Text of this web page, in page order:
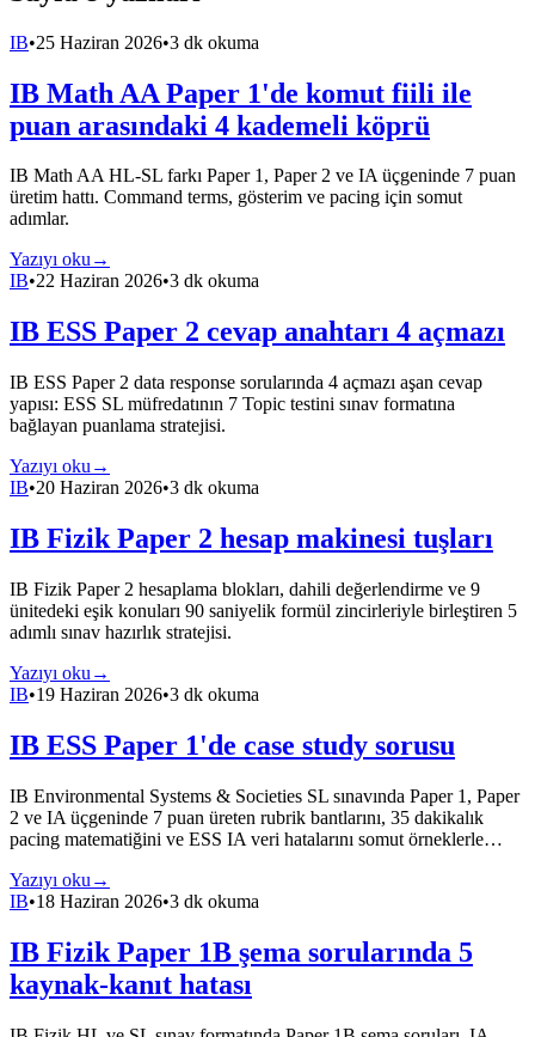
IB•25 Haziran 2026•3 dk okuma
IB Math AA Paper 1'de komut fiili ile
puan arasındaki 4 kademeli köprü
IB Math AA HL-SL farkı Paper 1, Paper 2 ve IA üçgeninde 7 puan
üretim hattı. Command terms, gösterim ve pacing için somut
adımlar.
Yazıyı oku→
IB•22 Haziran 2026•3 dk okuma
IB ESS Paper 2 cevap anahtarı 4 açmazı
IB ESS Paper 2 data response sorularında 4 açmazı aşan cevap
yapısı: ESS SL müfredatının 7 Topic testini sınav formatına
bağlayan puanlama stratejisi.
Yazıyı oku →
IB•20 Haziran 2026•3 dk okuma
IB Fizik Paper 2 hesap makinesi tuşları
IB Fizik Paper 2 hesaplama blokları, dahili değerlendirme ve 9
ünitedeki eşik konuları 90 saniyelik formül zincirleriyle birleştiren 5
adımlı sınav hazırlık stratejisi.
Yazıyı oku →
IB•19 Haziran 2026•3 dk okuma
IB ESS Paper 1'de case study sorusu
IB Environmental Systems & Societies SL sınavında Paper 1, Paper
2 ve IA üçgeninde 7 puan üreten rubrik bantlarını, 35 dakikalık
pacing matematiğini ve ESS IA veri hatalarını somut örneklerle…
Yazıyı oku →
IB•18 Haziran 2026•3 dk okuma
IB Fizik Paper 1B şema sorularında 5
kaynak-kanıt hatası